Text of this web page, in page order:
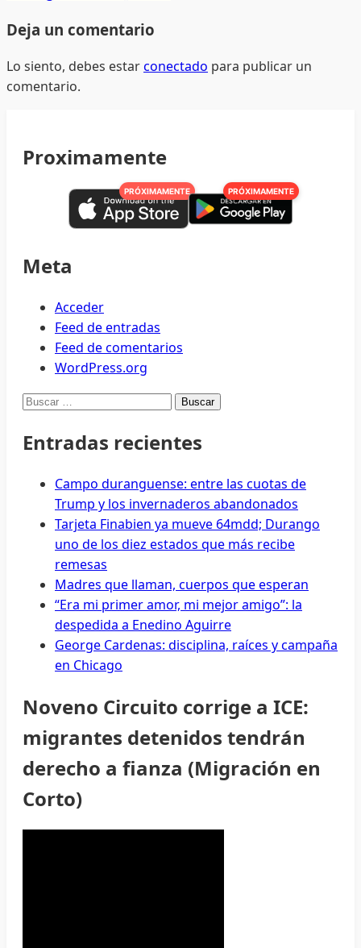
Deja un comentario
Lo siento, debes estarconectado para publicar un
comentario.
Proximamente
PRÓXIMAMENTE PRÓXIMAMENTE
Meta
Acceder
Feed de entradas
Feed de comentarios
WordPress.org
Buscar:
Entradas recientes
Campo duranguense: entre las cuotas de
Trump y los invernaderos abandonados
Tarjeta Finabien ya mueve 64mdd; Durango
uno de los diez estados que más recibe
remesas
Madres que llaman, cuerpos que esperan
“Era mi primer amor, mi mejor amigo”: la
despedida a Enedino Aguirre
George Cardenas: disciplina, raíces y campaña
en Chicago
Noveno Circuito corrige a ICE:
migrantes detenidos tendrán
derecho a fianza (Migración en
Corto)